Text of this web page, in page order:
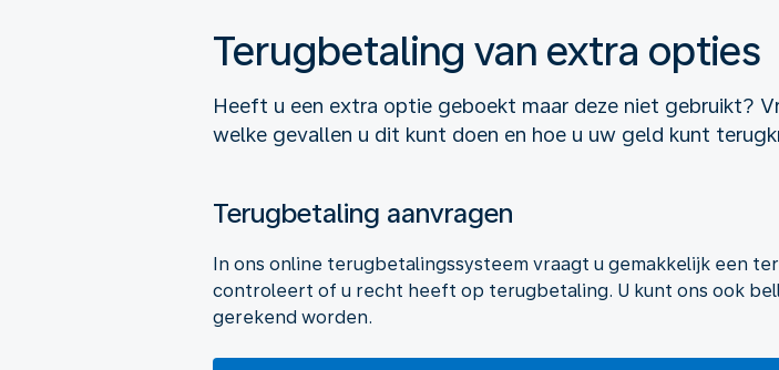
Terugbetaling van extra opties
Heeft u een extra optie geboekt maar deze niet gebruikt?
welke gevallen u dit kunt doen en hoe u uw geld kunt
Terugbetaling aanvragen
In ons online terugbetalingssysteem vraagt u gemakkelijk een
controleert of u recht heeft op terugbetaling. U kunt ons ook
gerekend worden.